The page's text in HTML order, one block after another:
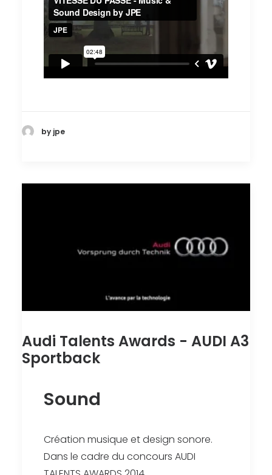
by jpe
Audi Talents Awards - AUDI A3
Sportback
Sound
Création musique et design sonore.
Dans le cadre du concours AUDI